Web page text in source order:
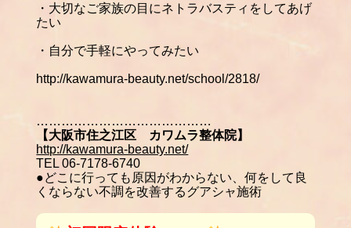
・大切なご家族の目にネトラバスティをしてあげ
たい
・自分で手軽にやってみたい
http://kawamura-beauty.net/school/2818/
……………………………………
【大阪市住之江区 カワムラ整体院】
http://kawamura-beauty.net/
TEL 06-7178-6740
●どこに行っても原因がわからない、何をして良
くならない不調を改善するグアシャ施術